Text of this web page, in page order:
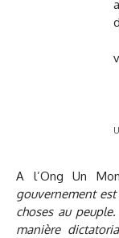
A l’Ong Un
gouvernement est
choses au
manière